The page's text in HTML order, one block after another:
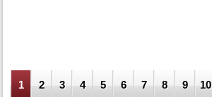
1 2 3 4 5 6 7 8 9 10